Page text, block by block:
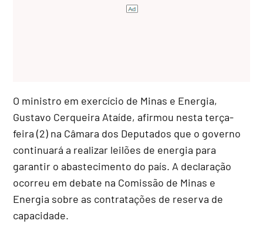
O ministro em exercício de Minas e Energia,
Gustavo Cerqueira Ataíde, afirmou nesta terça-
feira (2) na Câmara dos Deputados que o governo
continuará a realizar leilões de energia para
garantir o abastecimento do país. A declaração
ocorreu em debate na Comissão de Minas e
Energia sobre as contratações de reserva de
capacidade.